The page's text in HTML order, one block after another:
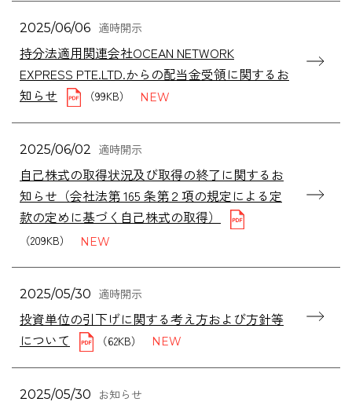
2025/06/06 適時開示
持分法適用関連会社OCEAN NETWORK
EXPRESS PTE.LTD.からの配当金受領に関するお
知らせ
（99KB）
2025/06/02 適時開示
自己株式の取得状況及び取得の終了に関するお
知らせ（会社法第 165 条第２項の規定による定
款の定めに基づく自己株式の取得）
（209KB）
2025/05/30 適時開示
投資単位の引下げに関する考え方および方針等
について
（62KB）
2025/05/30 お知らせ